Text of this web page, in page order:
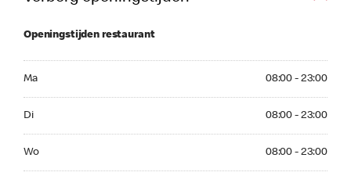
Openingstijden restaurant
Ma 08:00 - 23:00
Di 08:00 - 23:00
Wo 08:00 - 23:00